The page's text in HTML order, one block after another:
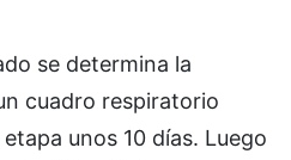
se determina la
cuadro respiratorio
unos 10 días. Luego